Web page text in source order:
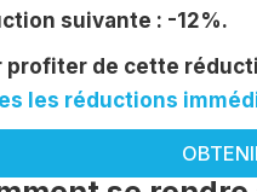
suivante : -12%.
profiter de cette
les réductions